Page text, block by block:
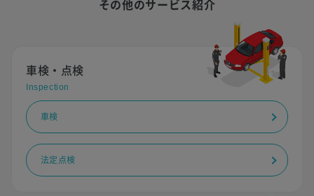
その他のサービス紹介
車検・点検
Inspection
車検
法定点検